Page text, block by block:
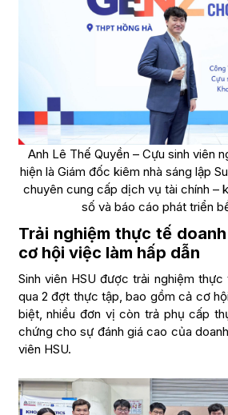
Anh Lê Thế Quyền – Cựu sinh viên
hiện là Giám đốc kiêm nhà sáng lập
chuyên cung cấp dịch vụ tài chính –
số và báo cáo phát triển
Trải nghiệm thực tế
cơ hội việc làm hấp dẫn
Sinh viên HSU được trải nghiệm
qua 2 đợt thực tập, bao gồm cả cơ
biệt, nhiều đơn vị còn trả phụ cấp
chứng cho sự đánh giá cao của
viên HSU.